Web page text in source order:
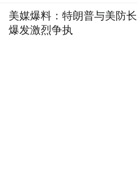
美媒爆料：特朗普与美防长
爆发激烈争执